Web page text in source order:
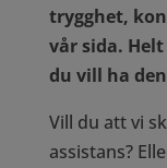
trygghet,
vår sida.
du vill ha
Vill du att vi
assistans?